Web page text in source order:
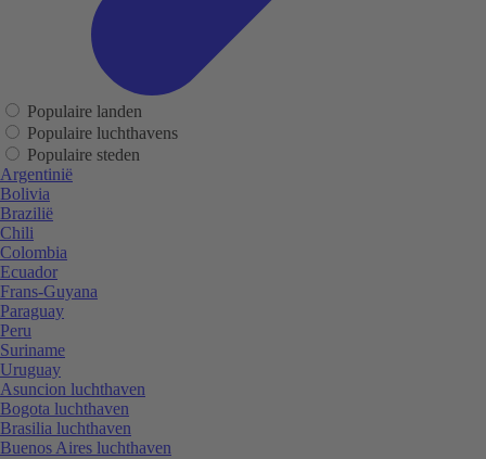
Populaire landen
Populaire luchthavens
Populaire steden
Argentinië
Bolivia
Brazilië
Chili
Colombia
Ecuador
Frans-Guyana
Paraguay
Peru
Suriname
Uruguay
Asuncion luchthaven
Bogota luchthaven
Brasilia luchthaven
Buenos Aires luchthaven